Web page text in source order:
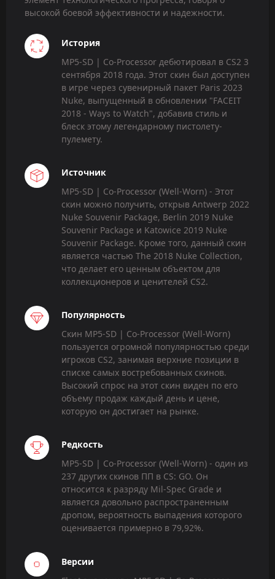
высокой боевой эффективности и надежности.
История
MP5-SD | Co-Processor дебютировал в CS2 3
сентября 2018 года. Этот скин был доступен
в игре через сувенирный пакет Paris 2023
Nuke, выпущенный в обновлении "FACEIT
2018 - Ways to Watch", добавив стиль и
блеск этому легендарному пистолету-
пулемету.
Источник
MP5-SD | Co-Processor (Well-Worn) - Этот
скин можно получить, открыв Antwerp 2022
Nuke Souvenir Package, Berlin 2019 Nuke
Souvenir Package и Katowice 2019 Nuke
Souvenir Package. Кроме того, данный скин
является частью The 2018 Nuke Collection,
что делает его ценным объектом для
коллекционеров и ценителей CS2.
Популярность
Скин MP5-SD | Co-Processor (Well-Worn)
пользуется огромной популярностью среди
игроков CS2, занимая верхние позиции в
списке самых востребованных скинов.
Высокий спрос на этот скин виден по его
объему продаж каждый день и цене,
которую он достигает на рынке.
Редкость
MP5-SD | Co-Processor (Well-Worn) - один из
237 других скинов ПП в CS: GO. Он
относится к разряду Mil-Spec Grade и
является довольно распространенным
дропом, вероятность выпадения которого
оценивается примерно в 79,92%.
Версии